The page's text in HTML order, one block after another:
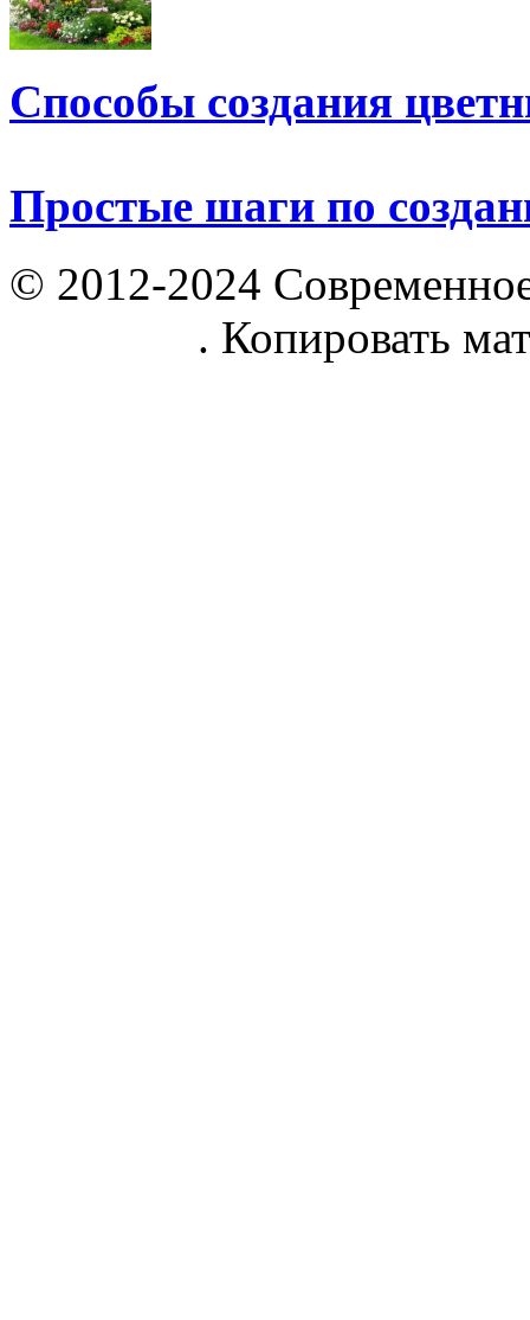
Способы создания
Простые шаги по
© 2012-2024
. Копировать